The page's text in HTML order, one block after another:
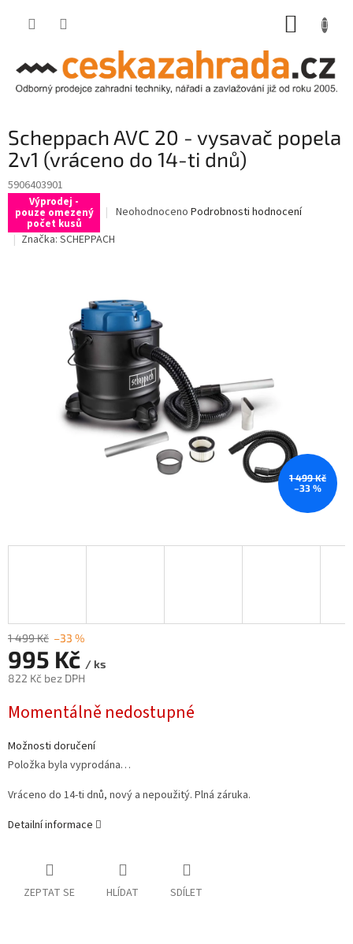
Scheppach AVC 20 - vysavač popela
2v1 (vráceno do 14-ti dnů)
5906403901
Výprodej -
pouze omezený
počet kusů
Průměrné
5
hvězdiček.
Neohodnoceno Podrobnosti hodnocení
Značka: SCHEPPACH
1 499 Kč
–33 %
1 499 Kč –33 %
995 Kč / ks
822 Kč bez DPH
cena:
Momentálně nedostupné
Možnosti doručení
Položka byla vyprodána…
Vráceno do 14-ti dnů, nový a nepoužitý. Plná záruka.
Detailní informace
ZEPTAT SE HLÍDAT SDÍLET